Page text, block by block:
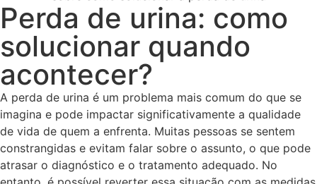
Perda de urina: como
solucionar quando
acontecer?
A perda de urina é um problema mais comum do que se
imagina e pode impactar significativamente a qualidade
de vida de quem a enfrenta. Muitas pessoas se sentem
constrangidas e evitam falar sobre o assunto, o que pode
atrasar o diagnóstico e o tratamento adequado. No